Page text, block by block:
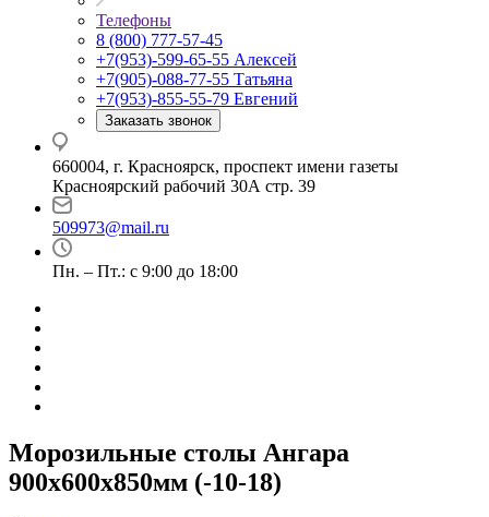
Телефоны
8 (800) 777-57-45
+7(953)-599-65-55 Алексей
+7(905)-088-77-55 Татьяна
+7(953)-855-55-79 Евгений
Заказать звонок
660004, г. Красноярск, проспект имени газеты
Красноярский рабочий 30А стр. 39
509973@mail.ru
Пн. – Пт.: с 9:00 до 18:00
Морозильные столы Ангара
900х600х850мм (-10-18)